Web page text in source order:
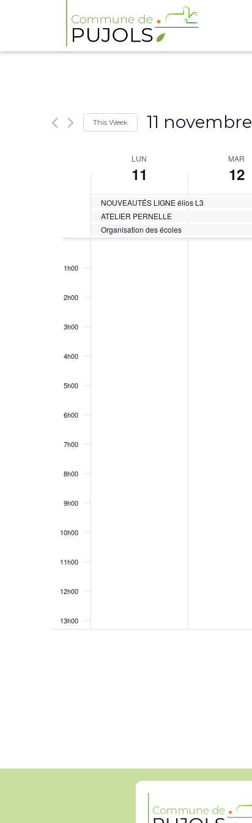
This Week 11 novembre
Évènements
LUN
11
MAR
12
NOUVEAUTÉS LIGNE élios L3
ATELIER PERNELLE
Organisation des écoles
1h00
2h00
3h00
4h00
5h00
6h00
7h00
8h00
9h00
10h00
11h00
12h00
13h00
18h00